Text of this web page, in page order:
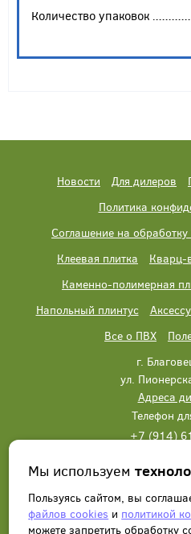
Количество упаковок
Новости Для дилеров
Политика
Соглашение на
Клеевая плитка
Кварц-
Каменно-полимерная
Напольный плинтус
Все о ПВХ
г.
ул.
Адреса
Телефон
+7 (914)
Написать нам
Мы используем
Пользуясь сайтом, вы
файлов cookies и политикой
можете запретить обработку